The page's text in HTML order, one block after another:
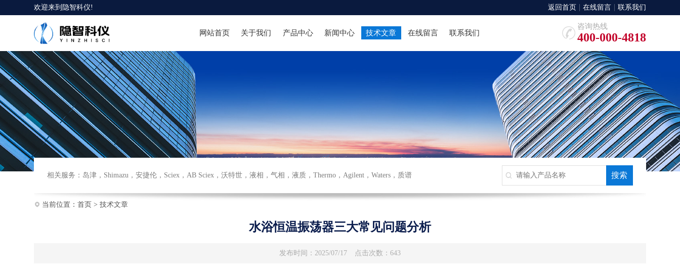
欢迎来到 隐智科仪! 返回首页 在线留言 联系我们
网站首页 关于我们 产品中心 新闻中心 技术文章 在线留言 联系我们
咨询热线
400-000-4818
相关服务： 岛津 ， Shimazu ，安捷伦 ， Sciex ，AB Sciex ，沃特世 ，液相 ，气相 ，液质 ，Thermo ，Agilent ，Waters ， 质谱
当前位置： 首页 > 技术文章
水浴恒温振荡器三大常见问题分析
发布时间：2025/07/17 点击次数：643